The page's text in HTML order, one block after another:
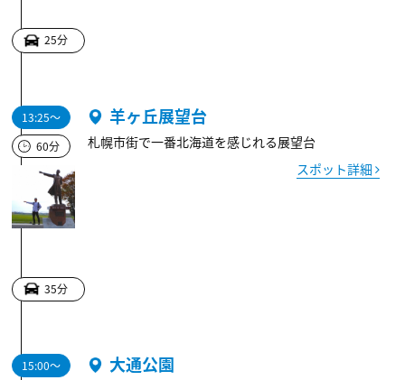
25分
13:25～
60分
羊ヶ丘展望台
札幌市街で一番北海道を感じれる展望台
スポット詳細
35分
15:00～
大通公園